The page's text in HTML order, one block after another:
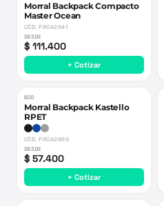
Morral Backpack Compacto
Master Ocean
CÓD.PROA2941
DESDE
$ 111.400
+ Cotizar
ECO
Morral Backpack Kastello
RPET
CÓD.PROA2969
DESDE
$ 57.400
+ Cotizar